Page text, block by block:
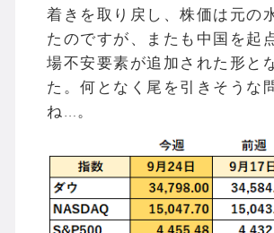
着きを取り戻し、株価は元の
たのですが、またも中国を起
場不安要素が追加された形と
た。何となく尾を引きそうな
ね…。